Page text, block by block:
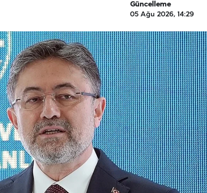
Güncelleme
05 Ağu 2026, 14:29